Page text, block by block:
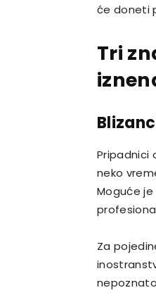
će doneti
Tri
Pripadnici
neko
Moguće
Za